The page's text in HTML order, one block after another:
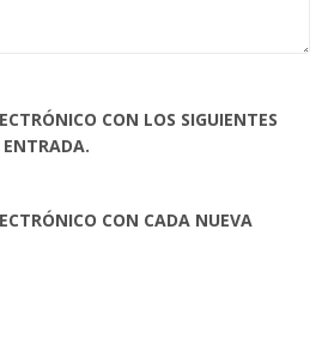
CON LOS SIGUIENTES
CON CADA NUEVA